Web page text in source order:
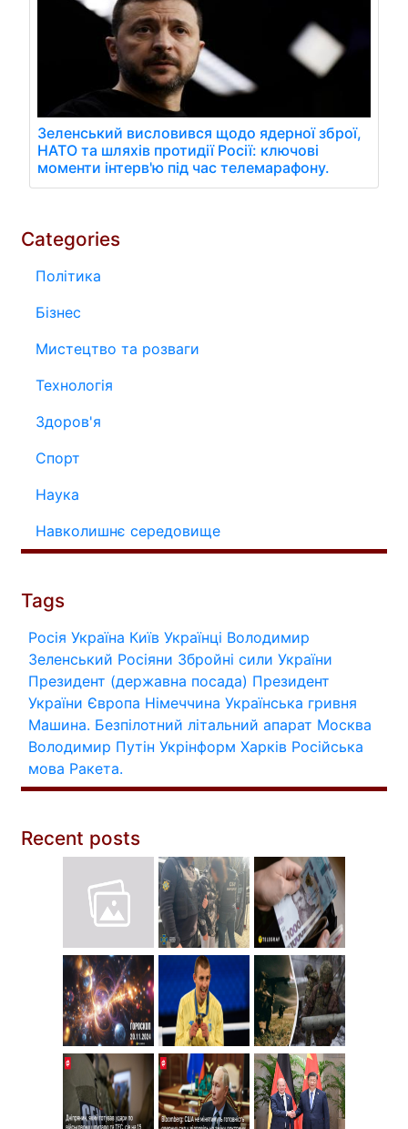
Зеленський висловився щодо ядерної зброї,
НАТО та шляхів протидії Росії: ключові
моменти інтерв'ю під час телемарафону.
Categories
Політика
Бізнес
Мистецтво та розваги
Технологія
Здоров'я
Спорт
Наука
Навколишнє середовище
Tags
Росія Україна Київ Українці Володимир
Зеленський Росіяни Збройні сили України
Президент (державна посада) Президент
України Європа Німеччина Українська гривня
Машина. Безпілотний літальний апарат Москва
Володимир Путін Укрінформ Харків Російська
мова Ракета.
Recent posts